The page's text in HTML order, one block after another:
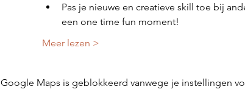
Pas je nieuwe en creatieve skill toe bij
een one time fun moment!
Meer lezen >
Google Maps is geblokkeerd vanwege je instellingen